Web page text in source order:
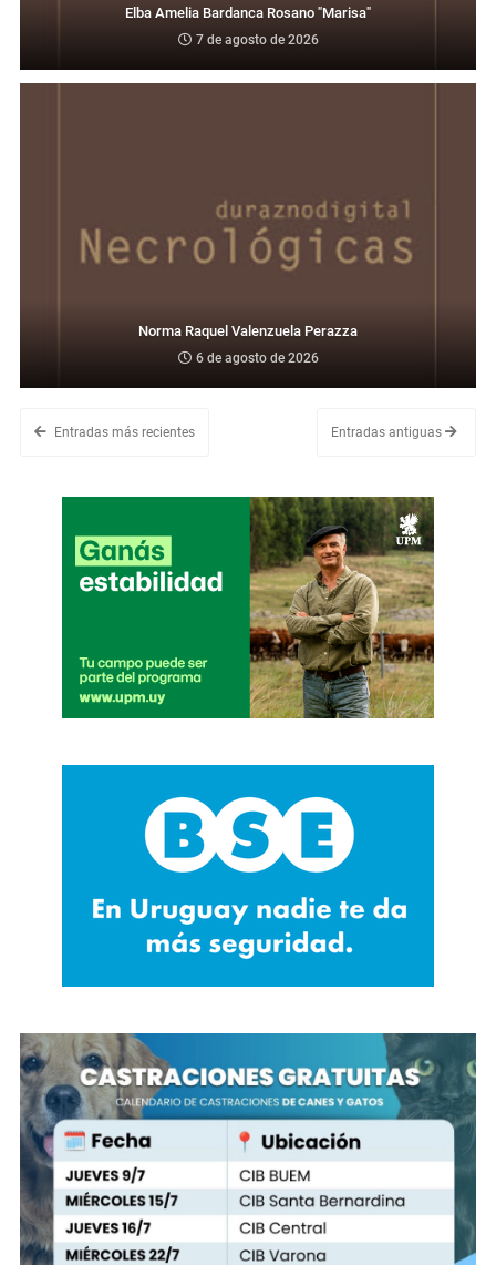
Elba Amelia Bardanca Rosano "Marisa"
7 de agosto de 2026
Norma Raquel Valenzuela Perazza
6 de agosto de 2026
Entradas más recientes Entradas antiguas